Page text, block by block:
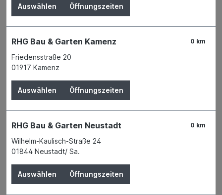
Der Preis wird erst nach Wahl einer Filiale
angezeigt.
Zum Merkzettel hinzufügen
Verfügbar in 5 Filialen
Name
Triuso-Qualitätswerkzeuge GmbH
Telefon
+49 8086 9308 - 0
Beschreibung
Auswählen Öffnungszeiten
0 km
RHG Bau & Garten Kamenz
Friedensstraße 20
01917 Kamenz
Auswählen Öffnungszeiten
0 km
RHG Bau & Garten Neustadt
Wilhelm-Kaulisch-Straße 24
01844 Neustadt/ Sa.
Auswählen Öffnungszeiten